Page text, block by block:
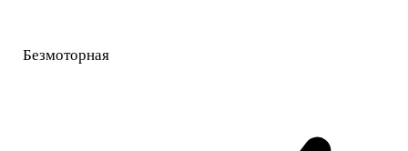
Безмоторная